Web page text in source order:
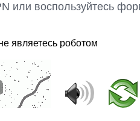
или воспользуйтесь
являетесь роботом